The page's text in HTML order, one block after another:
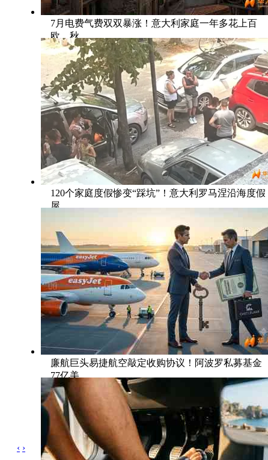
7月电费气费双双暴涨！意大利家庭一年多花上百
欧，秋
120个家庭度假惨变“踩坑”！意大利罗马涅沿海度假
屋
廉航巨头易捷航空敲定收购协议！阿波罗私募基金
77亿美
‹ ›